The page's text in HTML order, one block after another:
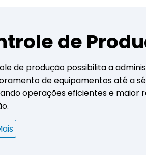
de
de produção possibilita a
de equipamentos até a
operações eficientes e maior